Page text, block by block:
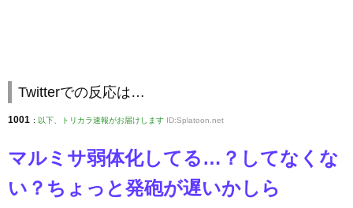
Twitterでの反応は…
1001 : 以下、トリカラ速報がお届けします ID:Splatoon.net
マルミサ弱体化してる…？してなくな
い？ちょっと発砲が遅いかしら